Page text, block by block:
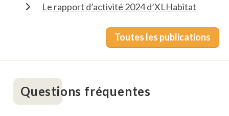
Le rapport d’activité 2024 d’XLHabitat
Toutes les publications
Questions fréquentes